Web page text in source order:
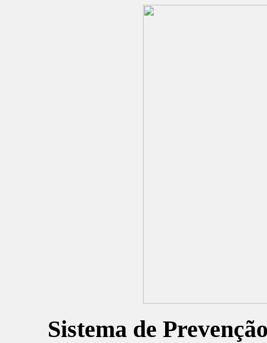
Sistema de